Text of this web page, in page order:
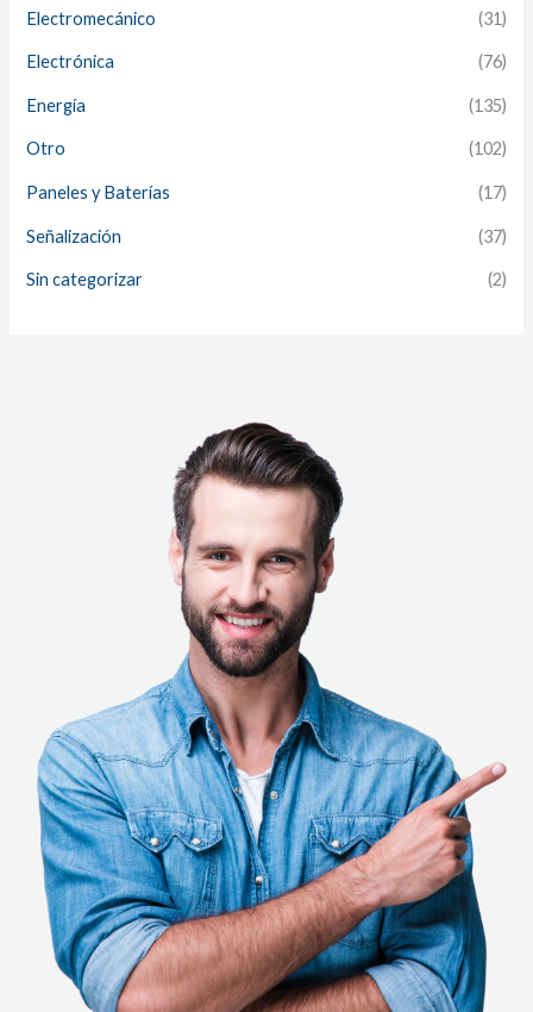
Electromecánico (31)
Electrónica (76)
Energía (135)
Otro (102)
Paneles y Baterías (17)
Señalización (37)
Sin categorizar (2)